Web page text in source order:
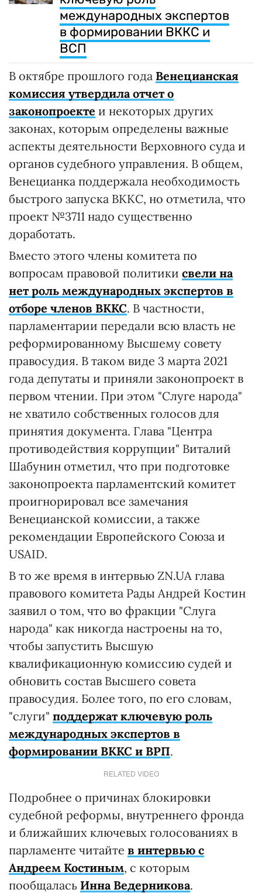
международных экспертов
в формировании ВККС и
ВСП
В октябре прошлого года Венецианская
комиссия утвердила отчет о
законопроекте и некоторых других
законах, которым определены важные
аспекты деятельности Верховного суда и
органов судебного управления. В общем,
Венецианка поддержала необходимость
быстрого запуска ВККС, но отметила, что
проект №3711 надо существенно
доработать.
Вместо этого члены комитета по
вопросам правовой политики свели на
нет роль международных экспертов в
отборе членов ВККС. В частности,
парламентарии передали всю власть не
реформированному Высшему совету
правосудия. В таком виде 3 марта 2021
года депутаты и приняли законопроект в
первом чтении. При этом "Слуге народа"
не хватило собственных голосов для
принятия документа. Глава "Центра
противодействия коррупции" Виталий
Шабунин отметил, что при подготовке
законопроекта парламентский комитет
проигнорировал все замечания
Венецианской комиссии, а также
рекомендации Европейского Союза и
USAID.
В то же время в интервью ZN.UA глава
правового комитета Рады Андрей Костин
заявил о том, что во фракции "Слуга
народа" как никогда настроены на то,
чтобы запустить Высшую
квалификационную комиссию судей и
обновить состав Высшего совета
правосудия. Более того, по его словам,
"слуги" поддержат ключевую роль
международных экспертов в
формировании ВККС и ВРП.
RELATED VIDEO
Подробнее о причинах блокировки
судебной реформы, внутреннего фронда
и ближайших ключевых голосованиях в
парламенте читайте в интервью с
Андреем Костиным, с которым
пообщалась Инна Ведерникова.